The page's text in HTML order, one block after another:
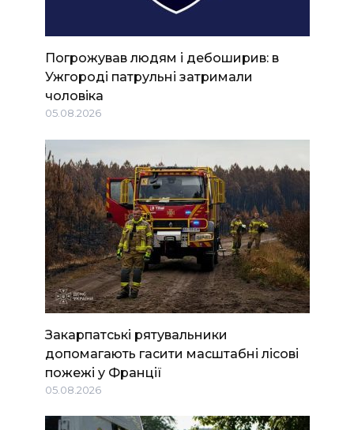
Погрожував людям і дебоширив: в
Ужгороді патрульні затримали
чоловіка
05.08.2026
Закарпатські рятувальники
допомагають гасити масштабні лісові
пожежі у Франції
05.08.2026